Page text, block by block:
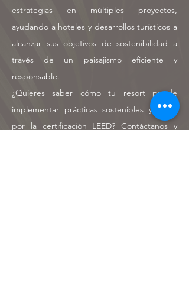
estrategias en múltiples proyectos,
ayudando a hoteles y desarrollos turísticos a
alcanzar sus objetivos de sostenibilidad a
través de un paisajismo eficiente y
responsable.
¿Quieres saber cómo tu resort puede
implementar prácticas sostenibles y optar
por la certificación LEED? Contáctanos y